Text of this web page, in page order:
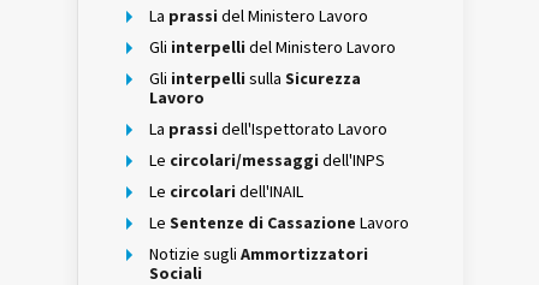
La prassi del Ministero Lavoro
Gli interpelli del Ministero Lavoro
Gli interpelli sulla Sicurezza
Lavoro
La prassi dell'Ispettorato Lavoro
Le circolari/messaggi dell'INPS
Le circolari dell'INAIL
Le Sentenze di Cassazione Lavoro
Notizie sugli Ammortizzatori
Sociali